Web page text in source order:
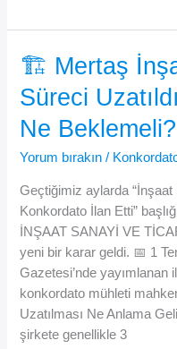
Milyon
Sermayeli
Tarım
Geçici
Konkordato
🏗️ Mertaş
Süreci
Ne Beklemeli?
Yorum bırakın /
Geçtiğimiz aylarda
Konkordato İlan Etti”
İNŞAAT SANAYİ VE
yeni bir karar geldi. 📅 1
Gazetesi’nde yayımlanan
konkordato mühleti
Uzatılması Ne Anlama
şirkete genellikle 3